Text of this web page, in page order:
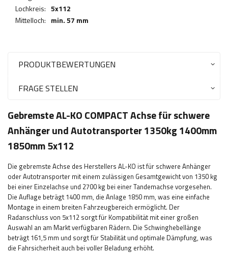
Lochkreis: 5x112
Mittelloch: min. 57 mm
PRODUKTBEWERTUNGEN
FRAGE STELLEN
Gebremste AL-KO COMPACT Achse für schwere
Anhänger und Autotransporter 1350kg 1400mm
1850mm 5x112
Die gebremste Achse des Herstellers AL-KO ist für schwere Anhänger
oder Autotransporter mit einem zulässigen Gesamtgewicht von 1350 kg
bei einer Einzelachse und 2700 kg bei einer Tandemachse vorgesehen.
Die Auflage beträgt 1400 mm, die Anlage 1850 mm, was eine einfache
Montage in einem breiten Fahrzeugbereich ermöglicht. Der
Radanschluss von 5x112 sorgt für Kompatibilität mit einer großen
Auswahl an am Markt verfügbaren Rädern. Die Schwinghebellänge
beträgt 161,5 mm und sorgt für Stabilität und optimale Dämpfung, was
die Fahrsicherheit auch bei voller Beladung erhöht.